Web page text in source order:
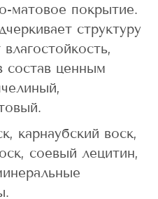
матовое покрытие.
структуру
состав ценным
карнаубский воск,
соевый лецитин,